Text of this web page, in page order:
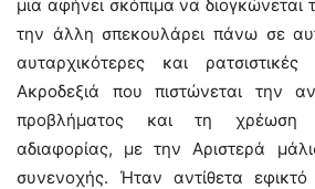
μια αφήνει σκόπιμα να
την άλλη σπεκουλάρει πάνω σε
αυταρχικότερες και ρατσιστικές
Ακροδεξιά που πιστώνεται την
προβλήματος και τη χρέωση
αδιαφορίας, με την Αριστερά
συνενοχής. Ήταν αντίθετα